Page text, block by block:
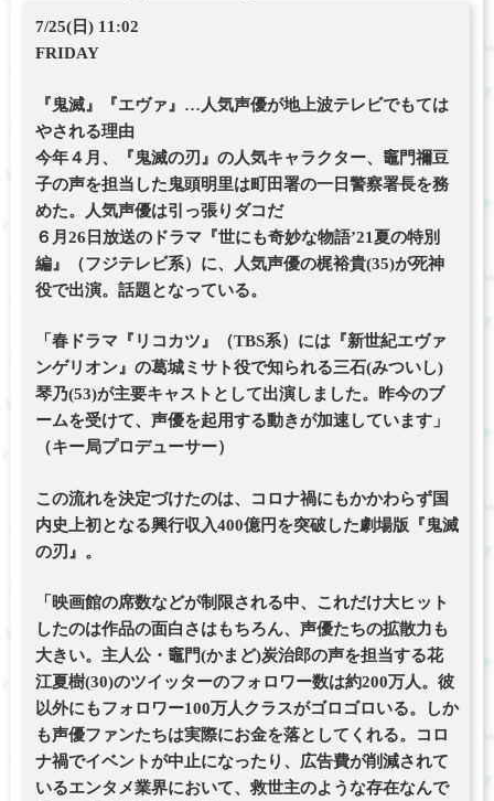
7/25(日) 11:02
FRIDAY
『鬼滅』『エヴァ』…人気声優が地上波テレビでもては
やされる理由
今年４月、『鬼滅の刃』の人気キャラクター、竈門禰豆
子の声を担当した鬼頭明里は町田署の一日警察署長を務
めた。人気声優は引っ張りダコだ
６月26日放送のドラマ『世にも奇妙な物語’21夏の特別
編』（フジテレビ系）に、人気声優の梶裕貴(35)が死神
役で出演。話題となっている。
「春ドラマ『リコカツ』（TBS系）には『新世紀エヴァ
ンゲリオン』の葛城ミサト役で知られる三石(みついし)
琴乃(53)が主要キャストとして出演しました。昨今のブ
ームを受けて、声優を起用する動きが加速しています」
（キー局プロデューサー）
この流れを決定づけたのは、コロナ禍にもかかわらず国
内史上初となる興行収入400億円を突破した劇場版『鬼滅
の刃』。
「映画館の席数などが制限される中、これだけ大ヒット
したのは作品の面白さはもちろん、声優たちの拡散力も
大きい。主人公・竈門(かまど)炭治郎の声を担当する花
江夏樹(30)のツイッターのフォロワー数は約200万人。彼
以外にもフォロワー100万人クラスがゴロゴロいる。しか
も声優ファンたちは実際にお金を落としてくれる。コロ
ナ禍でイベントが中止になったり、広告費が削減されて
いるエンタメ業界において、救世主のような存在なんで